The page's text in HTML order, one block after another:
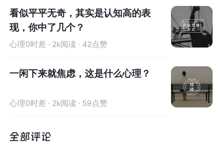
结果显示，定期参与运动、家务和日常亲友访问的人，相
比不常参与的人，痴呆风险分别降低了35%、21%和1
5%。尽管这些相关性并不意味着因果关系，但它们确实显
示了简单生活习惯的改变，可以在健康上产生显著影响。
3.家务活是健康的“微型运动”
所谓“微型运动”，即短时间的身体活动，如站立、短暂散步
家务活动，正是一种不容小视的“微型运动”。根据中国居民
看似平平无奇，其实是认知高的表
现，你中了几个？
心理0时差 · 2k阅读 · 42点赞
一闲下来就焦虑，这是什么心理？
心理0时差 · 2k阅读 · 59点赞